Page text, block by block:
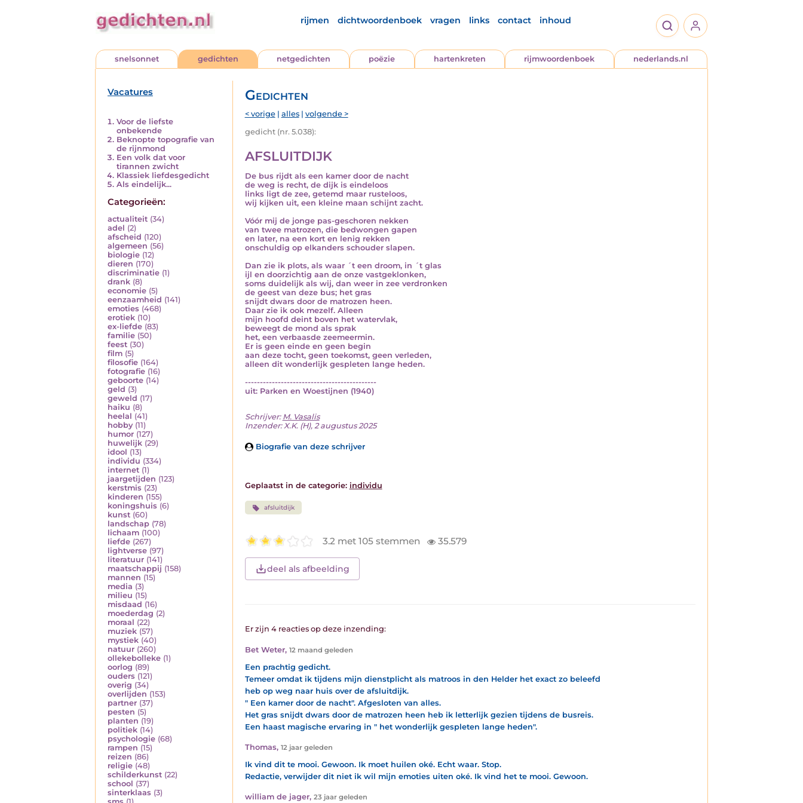
rijmen dichtwoordenboek vragen links contact inhoud
snelsonnet gedichten netgedichten poëzie hartenkreten rijmwoordenboek nederlands.nl
Vacatures
Voor de liefste
onbekende
Beknopte topografie van
de rijnmond
Een volk dat voor
tirannen zwicht
Klassiek liefdesgedicht
Als eindelijk...
Categorieën:
actualiteit (34)
adel (2)
afscheid (120)
algemeen (56)
biologie (12)
dieren (170)
discriminatie (1)
drank (8)
economie (5)
eenzaamheid (141)
emoties (468)
erotiek (10)
ex-liefde (83)
familie (50)
feest (30)
film (5)
filosofie (164)
fotografie (16)
geboorte (14)
geld (3)
geweld (17)
haiku (8)
heelal (41)
hobby (11)
humor (127)
huwelijk (29)
idool (13)
individu (334)
internet (1)
jaargetijden (123)
kerstmis (23)
kinderen (155)
koningshuis (6)
kunst (60)
landschap (78)
lichaam (100)
liefde (267)
lightverse (97)
literatuur (141)
maatschappij (158)
mannen (15)
media (3)
milieu (15)
misdaad (16)
moederdag (2)
moraal (22)
muziek (57)
mystiek (40)
natuur (260)
ollekebolleke (1)
oorlog (89)
ouders (121)
overig (34)
overlijden (153)
partner (37)
pesten (5)
planten (19)
politiek (14)
psychologie (68)
rampen (15)
reizen (86)
religie (48)
schilderkunst (22)
school (37)
sinterklaas (3)
Gedichten
< vorige| alles| volgende >
gedicht (nr. 5.038):
AFSLUITDIJK
De bus rijdt als een kamer door de nacht
de weg is recht, de dijk is eindeloos
links ligt de zee, getemd maar rusteloos,
wij kijken uit, een kleine maan schijnt zacht.
Vóór mij de jonge pas-geschoren nekken
van twee matrozen, die bedwongen gapen
en later, na een kort en lenig rekken
onschuldig op elkanders schouder slapen.
Dan zie ik plots, als waar ´t een droom, in ´t glas
ijl en doorzichtig aan de onze vastgeklonken,
soms duidelijk als wij, dan weer in zee verdronken
de geest van deze bus; het gras
snijdt dwars door de matrozen heen.
Daar zie ik ook mezelf. Alleen
mijn hoofd deint boven het watervlak,
beweegt de mond als sprak
het, een verbaasde zeemeermin.
Er is geen einde en geen begin
aan deze tocht, geen toekomst, geen verleden,
alleen dit wonderlijk gespleten lange heden.
--------------------------------------------
uit: Parken en Woestijnen (1940)
Schrijver: M. Vasalis
Inzender: X.K. (H), 2 augustus 2025
Biografie van deze schrijver
Geplaatst in de categorie: individu
afsluitdijk
3.2 met 105 stemmen 35.579
deel als afbeelding
Er zijn 4 reacties op deze inzending:
Bet Weter, 12 maand geleden
Een prachtig gedicht.
Temeer omdat ik tijdens mijn dienstplicht als matroos in den Helder het exact zo beleefd
heb op weg naar huis over de afsluitdijk.
" Een kamer door de nacht". Afgesloten van alles.
Het gras snijdt dwars door de matrozen heen heb ik letterlijk gezien tijdens de busreis.
Een haast magische ervaring in " het wonderlijk gespleten lange heden".
Thomas, 12 jaar geleden
Ik vind dit te mooi. Gewoon. Ik moet huilen oké. Echt waar. Stop.
Redactie, verwijder dit niet ik wil mijn emoties uiten oké. Ik vind het te mooi. Gewoon.
william de jager, 23 jaar geleden